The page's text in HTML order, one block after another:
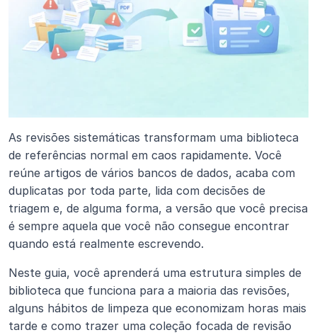
As revisões sistemáticas transformam uma biblioteca
de referências normal em caos rapidamente. Você
reúne artigos de vários bancos de dados, acaba com
duplicatas por toda parte, lida com decisões de
triagem e, de alguma forma, a versão que você precisa
é sempre aquela que você não consegue encontrar
quando está realmente escrevendo.
Neste guia, você aprenderá uma estrutura simples de
biblioteca que funciona para a maioria das revisões,
alguns hábitos de limpeza que economizam horas mais
tarde e como trazer uma coleção focada de revisão